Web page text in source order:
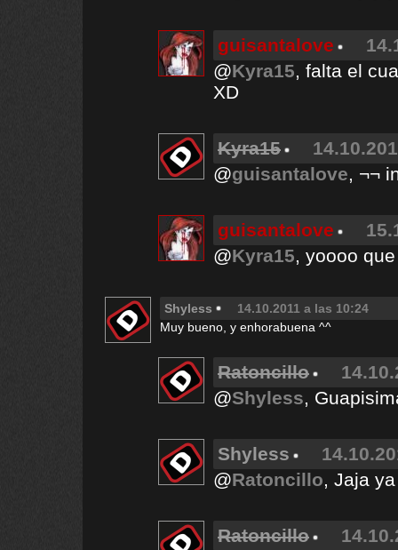
guisantalove
@Kyra15, falta el
XD
Kyra15
@guisantalove, ¬¬
guisantalove
@Kyra15, yoooo
Shyless
14.10.2011 a las 10:24
Muy bueno, y enhorabuena ^^
Ratoncillo
@Shyless,
Shyless
@Ratoncillo, Jaja
Ratoncillo